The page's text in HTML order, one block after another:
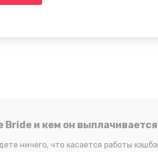
Bride и кем он выплачивается
ничего, что касается работы